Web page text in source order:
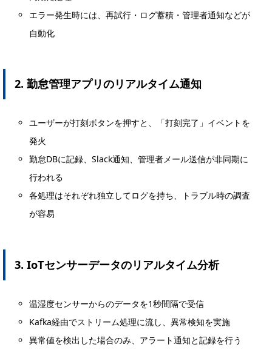
エラー発生時には、再試行・ログ蓄積・管理者通知などが
自動化
2. 勤怠管理アプリのリアルタイム通知
ユーザーが打刻ボタンを押すと、「打刻完了」イベントを
発火
勤怠DBに記録、Slack通知、管理者メール送信が非同期に
行われる
各処理はそれぞれ独立してログを持ち、トラブル時の調査
が容易
3. IoTセンサーデータのリアルタイム分析
温湿度センサーからのデータを1秒間隔で受信
Kafka経由でストリーム処理に流し、異常検知を実施
異常値を検出した場合のみ、アラート通知と記録を行う